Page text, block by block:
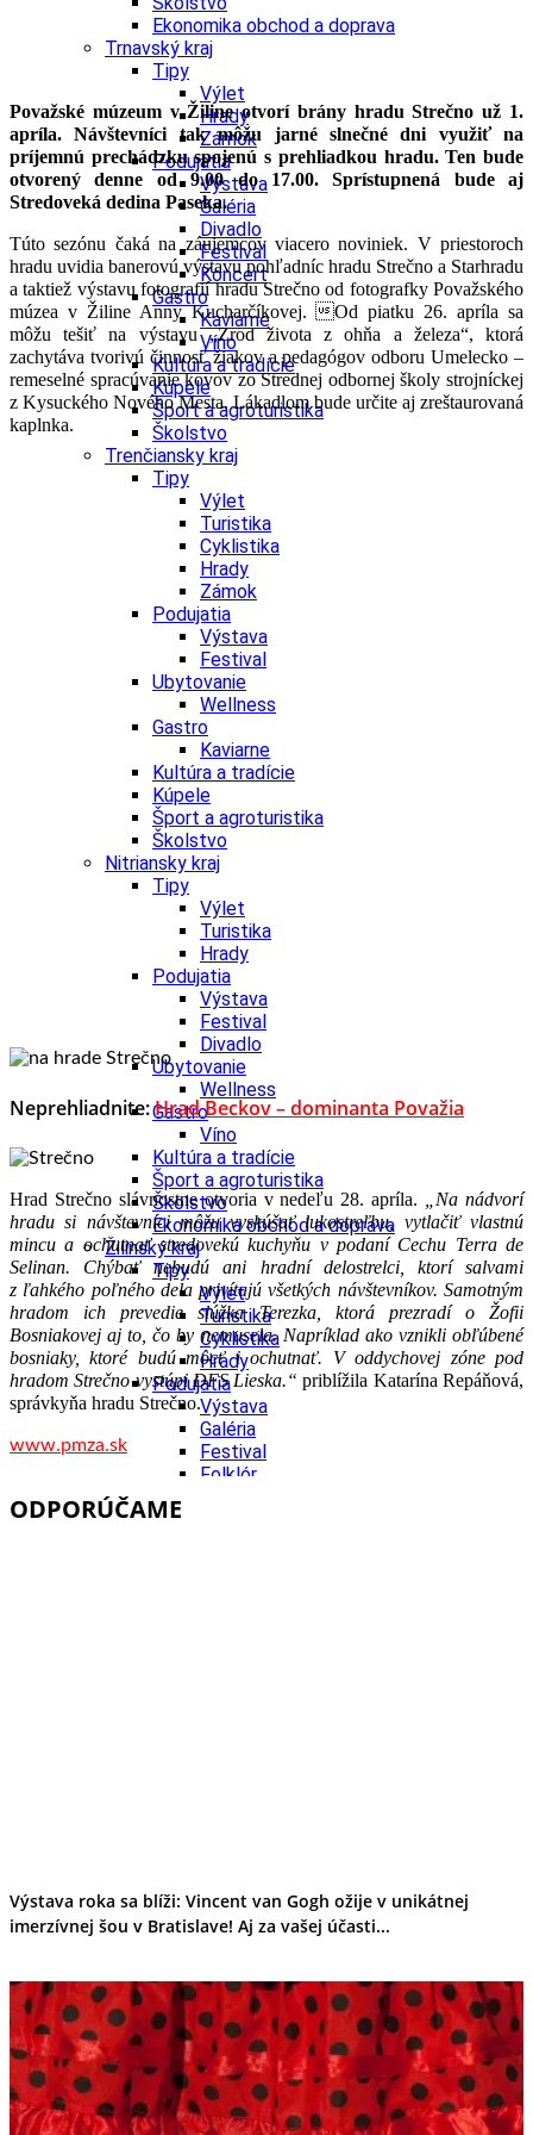
Ekonomika obchod a doprava
Trnavský kraj
Tipy
Výlet
Hrady
Zámok
Podujatia
Výstava
Galéria
Divadlo
Festival
Koncert
Gastro
Kaviarne
Víno
Kultúra a tradície
Kúpele
Šport a agroturistika
Školstvo
Trenčiansky kraj
Tipy
Výlet
Turistika
Cyklistika
Hrady
Zámok
Podujatia
Výstava
Festival
Ubytovanie
Wellness
Gastro
Kaviarne
Kultúra a tradície
Kúpele
Šport a agroturistika
Školstvo
Nitriansky kraj
Tipy
Výlet
Turistika
Hrady
Podujatia
Výstava
Festival
Divadlo
Ubytovanie
Wellness
Gastro
Víno
Kultúra a tradície
Šport a agroturistika
Školstvo
Ekonomika obchod a doprava
Žilinský kraj
Tipy
Výlet
Turistika
Cyklistika
Hrady
Podujatia
Výstava
Galéria
Festival
Folklór
Ubytovanie
Galéria
Festival
Wellness
Gastro
Kaviarne
Kultúra a tradície
Kúpele
Šport a agroturistika
Považské múzeum v Žiline otvorí brány hradu Strečno už 1.
apríla. Návštevníci tak môžu jarné slnečné dni využiť na
príjemnú prechádzku spojenú s prehliadkou hradu. Ten bude
otvorený denne od 9.00 do 17.00. Sprístupnená bude aj
Stredoveká dedina Paseka.
Túto sezónu čaká na záujemcov viacero noviniek. V priestoroch
hradu uvidia banerovú výstavu pohľadníc hradu Strečno a Starhradu
a taktiež výstavu fotografií hradu Strečno od fotografky Považského
múzea v Žiline Anny Kucharčíkovej. Od piatku 26. apríla sa
môžu tešiť na výstavu „Zrod života z ohňa a železa“, ktorá
zachytáva tvorivú činnosť žiakov a pedagógov odboru Umelecko –
remeselné spracúvanie kovov zo Strednej odbornej školy strojníckej
z Kysuckého Nového Mesta.Lákadlom bude určite aj zreštaurovaná
kaplnka.
Neprehliadnite:Hrad Beckov – dominanta Považia
Hrad Strečno slávnostne otvoria v nedeľu 28. apríla.
Na nádvorí
hradu si návštevníci môžu vyskúšať lukostreľbu, vytlačiť vlastnú
mincu a ochutnať stredovekú kuchyňu v podaní Cechu Terra de
Selinan. Chýbať nebudú ani hradní delostrelci, ktorí salvami
z ľahkého poľného dela privítajú všetkých návštevníkov. Samotným
hradom ich prevedie slúžka Terezka, ktorá prezradí o Žofii
Bosniakovej aj to, čo by nemusela. Napríklad ako vznikli obľúbené
bosniaky, ktoré budú môcť i ochutnať. V oddychovej zóne pod
hradom Strečno vystúpi DFS Lieska.“priblížila Katarína Repáňová,
správkyňa hradu Strečno.
www.pmza.sk
ODPORÚČAME
Výstava roka sa blíži: Vincent van Gogh ožije v unikátnej
imerzívnej šou v Bratislave! Aj za vašej účasti...